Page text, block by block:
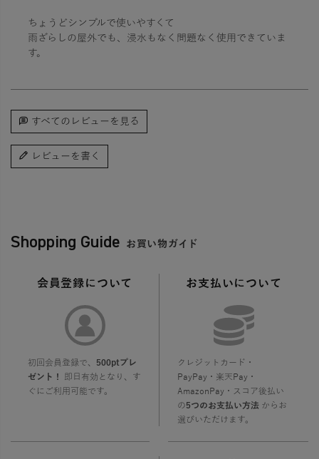
ちょうどシンプルで使いやすくて
雨ざらしの屋外でも、浸水もなく問題なく使用できていま
す。
すべてのレビューを見る
レビューを書く
Shopping Guide お買い物ガイド
会員登録について
初回会員登録で、 500ptプレ
ゼント！
即日有効となり、す
ぐにご利用可能です。
お支払いについて
クレジットカード・
PayPay・楽天Pay・
AmazonPay・スコア後払い
の5つのお支払い方法からお
選びいただけます。